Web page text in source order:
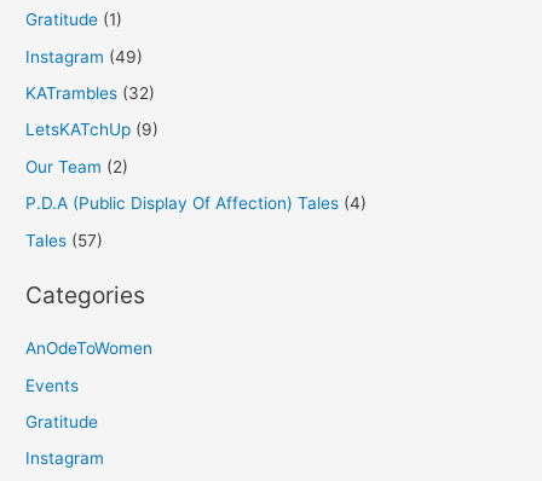
Gratitude (1)
Instagram (49)
KATrambles (32)
LetsKATchUp (9)
Our Team (2)
P.D.A (Public Display Of Affection) Tales (4)
Tales (57)
Categories
AnOdeToWomen
Events
Gratitude
Instagram